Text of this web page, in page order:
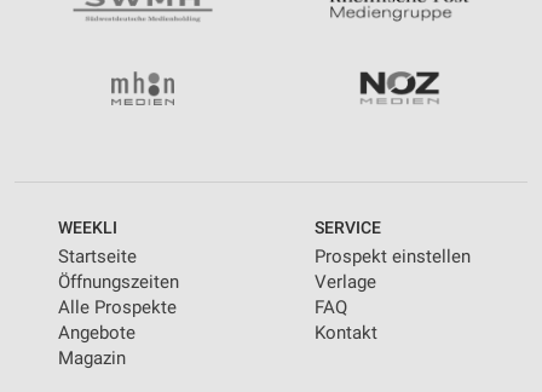
WEEKLI
Startseite
Öffnungszeiten
Alle Prospekte
Angebote
Magazin
SERVICE
Prospekt einstellen
Verlage
FAQ
Kontakt